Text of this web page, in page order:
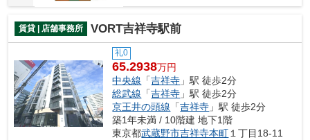
賃貸 | 店舗事務所 VORT吉祥寺駅前
礼0
65.2938万円
中央線 「吉祥寺 」駅 徒歩2分
総武線 「吉祥寺 」駅 徒歩2分
京王井の頭線 「吉祥寺 」駅 徒歩2分
築1年未満 / 10階建 地下1階
東京都武蔵野市吉祥寺本町 １丁目18-11